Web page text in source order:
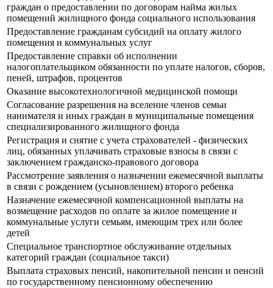
граждан о предоставлении по договорам найма жилых
помещений жилищного фонда социального использования
Предоставление гражданам субсидий на оплату жилого
помещения и коммунальных услуг
Предоставление справки об исполнении
налогоплательщиком обязанности по уплате налогов, сборов,
пеней, штрафов, процентов
Оказание высокотехнологичной медицинской помощи
Согласование разрешения на вселение членов семьи
нанимателя и иных граждан в муниципальные помещения
специализированного жилищного фонда
Регистрация и снятие с учета страхователей - физических
лиц, обязанных уплачивать страховые взносы в связи с
заключением гражданско-правового договора
Рассмотрение заявления о назначении ежемесячной выплаты
в связи с рождением (усыновлением) второго ребенка
Назначение ежемесячной компенсационной выплаты на
возмещение расходов по оплате за жилое помещение и
коммунальные услуги семьям, имеющим трех или более
детей
Специальное транспортное обслуживание отдельных
категорий граждан (социальное такси)
Выплата страховых пенсий, накопительной пенсии и пенсий
по государственному пенсионному обеспечению